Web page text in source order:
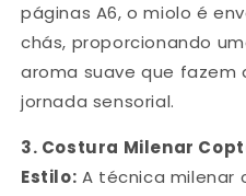
páginas A6, o miolo é
chás, proporcionando
aroma suave que fazem
jornada sensorial.
3. Costura Milenar
Estilo: A técnica milenar